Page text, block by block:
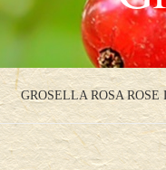
GROSELLA ROSA